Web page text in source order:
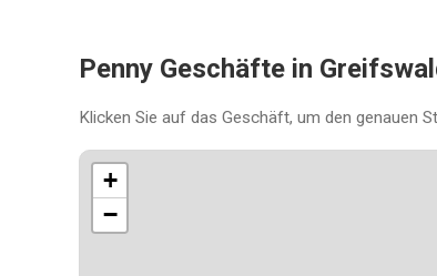
Penny Geschäfte in
Klicken Sie auf das Geschäft, um den genauen
+
−